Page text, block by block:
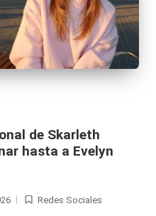
de Skarleth
hasta a Evelyn
Publicada
Redes Sociales